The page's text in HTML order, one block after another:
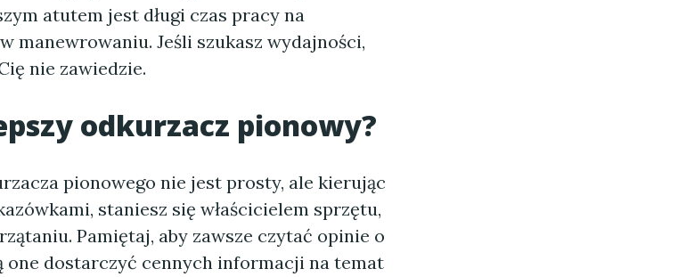
atutem jest długi czas pracy na
manewrowaniu. Jeśli szukasz wydajności,
nie zawiedzie.
odkurzacz pionowy?
pionowego nie jest prosty, ale kierując
staniesz się właścicielem sprzętu,
Pamiętaj, aby zawsze czytać opinie o
one dostarczyć cennych informacji na temat